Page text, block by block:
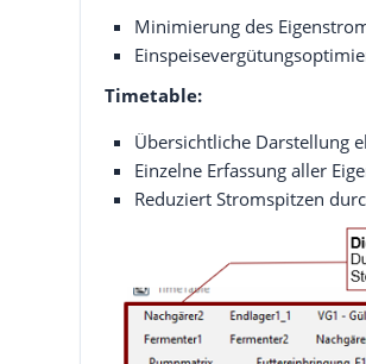
Minimierung des
Timetable:
Übersichtliche Darstellung
Einzelne Erfassung aller
Reduziert Stromspitzen